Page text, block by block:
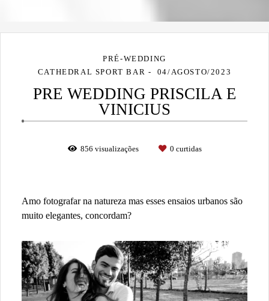
PRÉ-WEDDING
CATHEDRAL SPORT BAR
04/AGOSTO/2023
PRE WEDDING PRISCILA E
VINICIUS
856 visualizações 0 curtidas
Amo fotografar na natureza mas esses ensaios urbanos são
muito elegantes, concordam?